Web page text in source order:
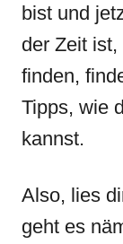
bist und
der Zeit
finden,
Tipps, wie
kannst.
Also, lies
geht es